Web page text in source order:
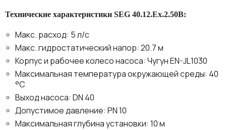
Технические характеристики SEG 40.12.Ex.2.50B:
Maкс. расход: 5 л/с
Макс. гидростатический напор: 20.7 м
Корпус и рабочее колесо насоса: Чугун EN-JL1030
Максимальная температура окружающей среды: 40
°C
Выход насоса: DN 40
Допустимое давление: PN 10
Максимальная глубина установки: 10 м